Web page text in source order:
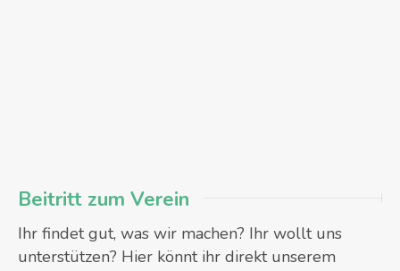
Beitritt zum Verein
Ihr findet gut, was wir machen? Ihr wollt uns
unterstützen? Hier könnt ihr direkt unserem